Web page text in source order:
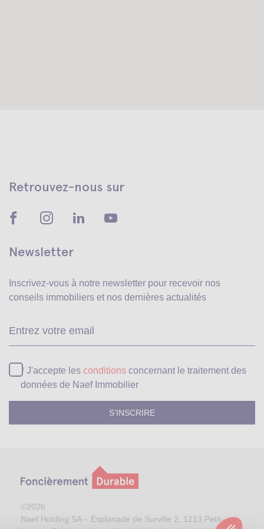
Retrouvez-nous sur
Newsletter
Inscrivez-vous à notre newsletter pour recevoir nos
conseils immobiliers et nos dernières actualités
* J'accepte les conditions concernant le traitement des
données de Naef Immobilier
©2026
Naef Holding SA – Esplanade de Surville 2, 1213 Petit-